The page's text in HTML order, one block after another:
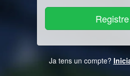
Ja tens un compte?